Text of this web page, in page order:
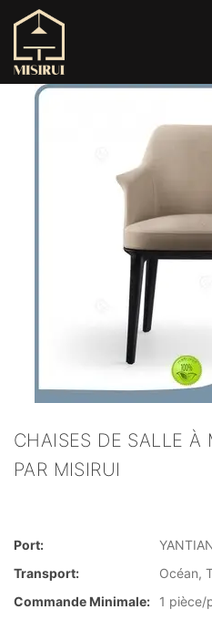
CHAISES DE SALLE À
PAR MISIRUI
Port:
Transport:
Océan,
Commande Minimale:
1 pièce/